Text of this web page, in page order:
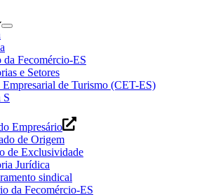
da Fecomércio-ES
e Setores
Empresarial de Turismo (CET-ES)
S
Empresário
de Origem
de Exclusividade
Jurídica
sindical
da Fecomércio-ES